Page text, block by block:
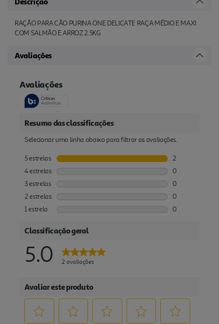
RAÇÃO PARA CÃO PURINA ONE DELICATE RAÇA MÉDIO E MAXI
COM SALMÃO E ARROZ 2.5KG
Avaliações